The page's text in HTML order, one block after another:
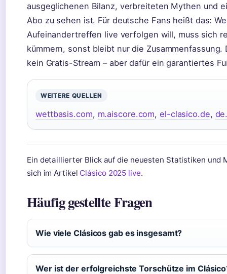
ausgeglichenen Bilanz, verbreiteten Mythen und
Abo zu sehen ist. Für deutsche Fans heißt das:
Aufeinandertreffen live verfolgen will, muss sich
kümmern, sonst bleibt nur die Zusammenfassung.
kein Gratis-Stream – aber dafür ein garantiertes
WEITERE QUELLEN
wettbasis.com, m.aiscore.com,el-clasico.de,
Ein detaillierter Blick auf die neuesten Statistiken und
sich im Artikel Clásico 2025 live.
Häufig gestellte Fragen
Wie viele Clásicos gab es insgesamt?
Wer ist der erfolgreichste Torschütze im